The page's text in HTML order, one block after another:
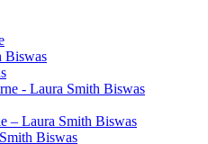
Biswas
- Laura Smith Biswas
– Laura Smith Biswas
Biswas